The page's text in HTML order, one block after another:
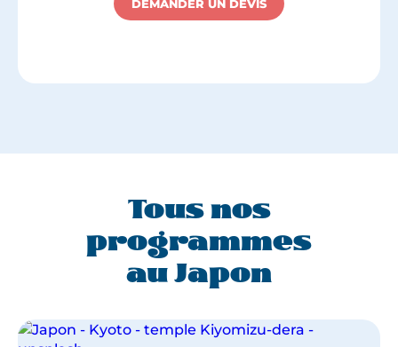
DEMANDER UN DEVIS
Tous nos
programmes
au Japon